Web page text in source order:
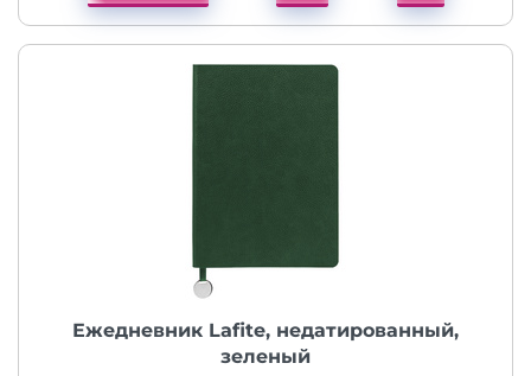
Ежедневник Lafite, недатированный,
зеленый